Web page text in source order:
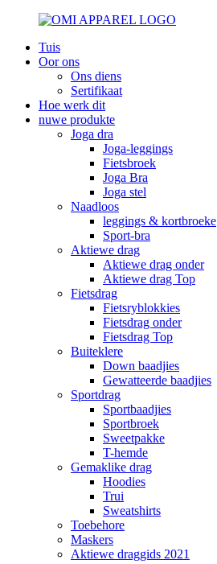
Tuis
Oor ons
Ons diens
Sertifikaat
Hoe werk dit
nuwe produkte
Joga dra
Joga-leggings
Fietsbroek
Joga Bra
Joga stel
Naadloos
leggings & kortbroeke
Sport-bra
Aktiewe drag
Aktiewe drag onder
Aktiewe drag Top
Fietsdrag
Fietsryblokkies
Fietsdrag onder
Fietsdrag Top
Buiteklere
Down baadjies
Gewatteerde baadjies
Sportdrag
Sportbaadjies
Sportbroek
Sweetpakke
T-hemde
Gemaklike drag
Hoodies
Trui
Sweatshirts
Toebehore
Maskers
Aktiewe draggids 2021